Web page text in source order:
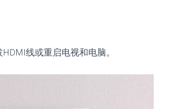
线或重启电视和电脑。